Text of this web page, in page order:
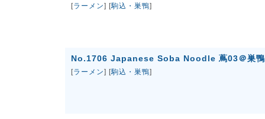
[ラーメン] [駒込・巣鴨]
No.1706 Japanese Soba Noodle 蔦03＠巣鴨
[ラーメン] [駒込・巣鴨]